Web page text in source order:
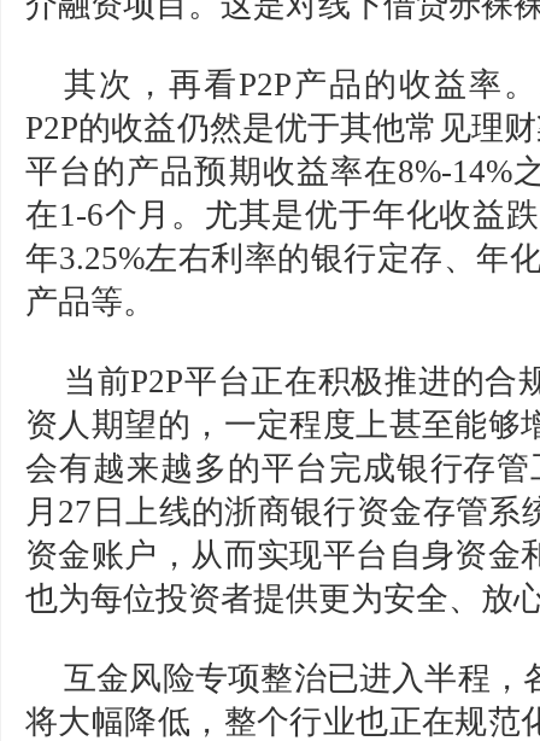
其次，再看P2P产品的收益率
P2P的收益仍然是优于其他常见理
平台的产品预期收益率在8%-14%
在1-6个月。尤其是优于年化收益
年3.25%左右利率的银行定存、年
产品等。
当前P2P平台正在积极推进的合
资人期望的，一定程度上甚至能够
会有越来越多的平台完成银行存
月27日上线的浙商银行资金存管系
资金账户，从而实现平台自身资金
也为每位投资者提供更为安全、放
互金风险专项整治已进入半程，
将大幅降低，整个行业也正在规范